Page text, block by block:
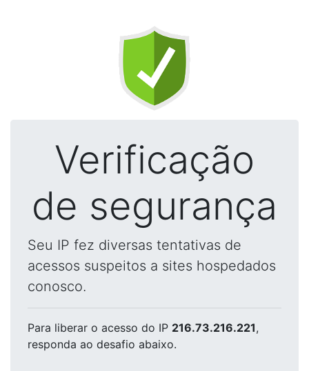
Verificação
de segurança
Seu IP fez diversas tentativas de
acessos suspeitos a sites hospedados
conosco.
Para liberar o acesso do IP 216.73.216.221,
responda ao desafio abaixo.